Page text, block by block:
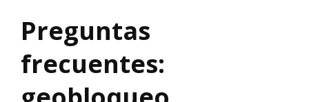
Preguntas
frecuentes: